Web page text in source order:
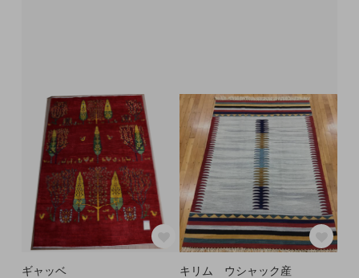
ギャッベ
キリム ウシャック産